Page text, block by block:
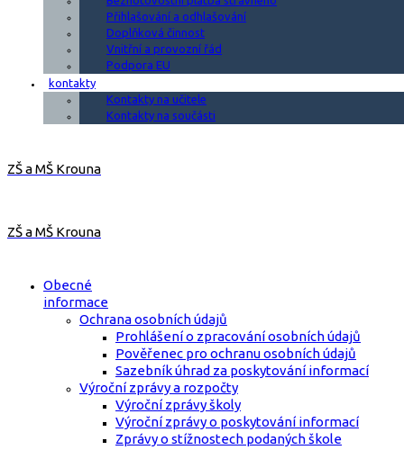
Přihlašování a odhlašování
Doplňková činnost
Vnitřní a provozní řád
Podpora EU
kontakty
Kontakty na učitele
Kontakty na součásti
ZŠ a MŠ Krouna
ZŠ a MŠ Krouna
Obecné
informace
Ochrana osobních údajů
Prohlášení o zpracování osobních údajů
Pověřenec pro ochranu osobních údajů
Sazebník úhrad za poskytování informací
Výroční zprávy a rozpočty
Výroční zprávy školy
Výroční zprávy o poskytování informací
Zprávy o stížnostech podaných škole